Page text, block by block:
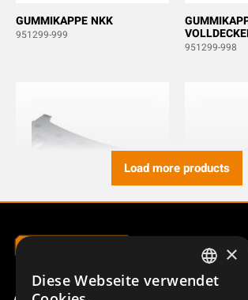
GUMMIKAPPE NKK
951299-999
951299-998
RÜCKTEIL ERA 100J
937401-000
Load more products
SWEDISH
×
Diese Webseite verwendet